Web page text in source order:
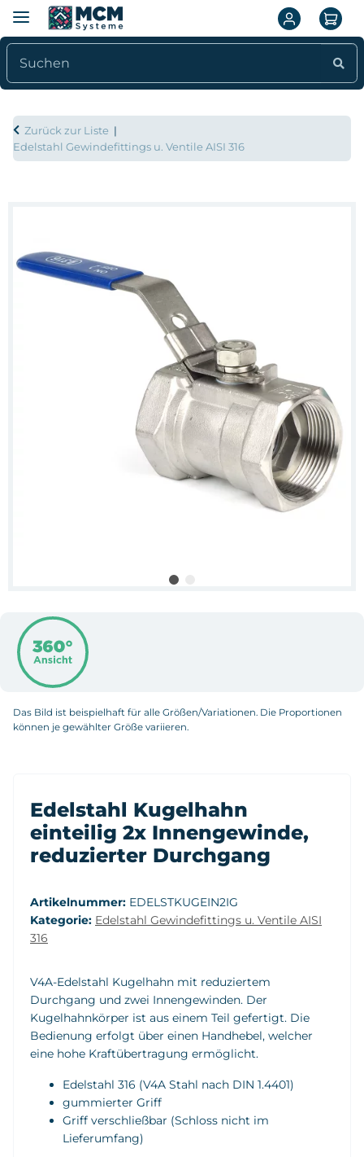
Zurück zur Liste
Edelstahl Gewindefittings u. Ventile AISI 316
Das Bild ist beispielhaft für alle Größen/Variationen. Die Proportionen
können je gewählter Größe variieren.
Edelstahl Kugelhahn
einteilig 2x Innengewinde,
reduzierter Durchgang
Artikelnummer: EDELSTKUGEIN2IG
Kategorie: Edelstahl Gewindefittings u. Ventile AISI
316
V4A-Edelstahl Kugelhahn mit reduziertem
Durchgang und zwei Innengewinden. Der
Kugelhahnkörper ist aus einem Teil gefertigt. Die
Bedienung erfolgt über einen Handhebel, welcher
eine hohe Kraftübertragung ermöglicht.
Edelstahl 316 (V4A Stahl nach DIN 1.4401)
gummierter Griff
Griff verschließbar (Schloss nicht im
Lieferumfang)